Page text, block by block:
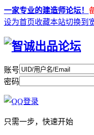
一家专业的建造师论坛！
设为首页收藏本站切换到
账号
密码
只需一步，快速开始